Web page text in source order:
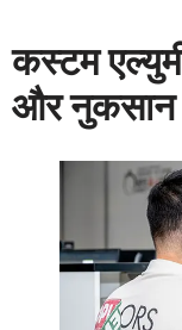
कस्टम
और नुकसान